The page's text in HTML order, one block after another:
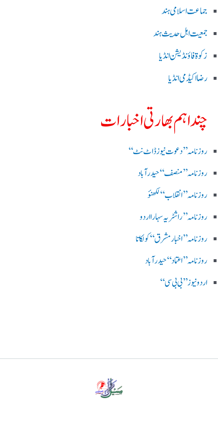
جماعت اسلامی ہند
جمعیت اہل حدیث ہند
زکوۃ فاؤنڈیشن انڈیا
رضا اکیڈمی انڈیا
چند اہم بھارتی اخبارات
روز نامہ ’’ دعوت نیوز ڈاٹ نٹ‘‘
روزنامہ ’’ منصف‘‘ حیدر آباد
روزنامہ ’’ انقلاب‘‘ لکھنؤ
روز نامہ ’’راشٹریہ سہارا اردو
روزنامہ ’’اخبارمشرق‘‘ کولکاتا
روزنامہ ’’اعتماد‘‘ حیدرآباد
اردو نیوز ’’بی بی سی‘‘